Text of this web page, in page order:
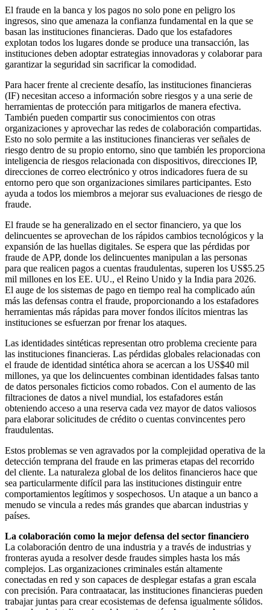
El fraude en la banca y los pagos no solo pone en peligro los
ingresos, sino que amenaza la confianza fundamental en la que se
basan las instituciones financieras. Dado que los estafadores
explotan todos los lugares donde se produce una transacción, las
instituciones deben adoptar estrategias innovadoras y colaborar para
garantizar la seguridad sin sacrificar la comodidad.
Para hacer frente al creciente desafío, las instituciones financieras
(IF) necesitan acceso a información sobre riesgos y a una serie de
herramientas de protección para mitigarlos de manera efectiva.
También pueden compartir sus conocimientos con otras
organizaciones y aprovechar las redes de colaboración compartidas.
Esto no solo permite a las instituciones financieras ver señales de
riesgo dentro de su propio entorno, sino que también les proporciona
inteligencia de riesgos relacionada con dispositivos, direcciones IP,
direcciones de correo electrónico y otros indicadores fuera de su
entorno pero que son organizaciones similares participantes. Esto
ayuda a todos los miembros a mejorar sus evaluaciones de riesgo de
fraude.
El fraude se ha generalizado en el sector financiero, ya que los
delincuentes se aprovechan de los rápidos cambios tecnológicos y la
expansión de las huellas digitales. Se espera que las pérdidas por
fraude de APP, donde los delincuentes manipulan a las personas
para que realicen pagos a cuentas fraudulentas, superen los US$5.25
mil millones en los EE. UU., el Reino Unido y la India para 2026.
El auge de los sistemas de pago en tiempo real ha complicado aún
más las defensas contra el fraude, proporcionando a los estafadores
herramientas más rápidas para mover fondos ilícitos mientras las
instituciones se esfuerzan por frenar los ataques.
Las identidades sintéticas representan otro problema creciente para
las instituciones financieras. Las pérdidas globales relacionadas con
el fraude de identidad sintética ahora se acercan a los US$40 mil
millones, ya que los delincuentes combinan identidades falsas tanto
de datos personales ficticios como robados. Con el aumento de las
filtraciones de datos a nivel mundial, los estafadores están
obteniendo acceso a una reserva cada vez mayor de datos valiosos
para elaborar solicitudes de crédito o cuentas convincentes pero
fraudulentas.
Estos problemas se ven agravados por la complejidad operativa de la
detección temprana del fraude en las primeras etapas del recorrido
del cliente. La naturaleza global de los delitos financieros hace que
sea particularmente difícil para las instituciones distinguir entre
comportamientos legítimos y sospechosos. Un ataque a un banco a
menudo se vincula a redes más grandes que abarcan industrias y
países.
La colaboración como la mejor defensa del sector financiero
La colaboración dentro de una industria y a través de industrias y
fronteras ayuda a resolver desde fraudes simples hasta los más
complejos. Las organizaciones criminales están altamente
conectadas en red y son capaces de desplegar estafas a gran escala
con precisión. Para contraatacar, las instituciones financieras pueden
trabajar juntas para crear ecosistemas de defensa igualmente sólidos.